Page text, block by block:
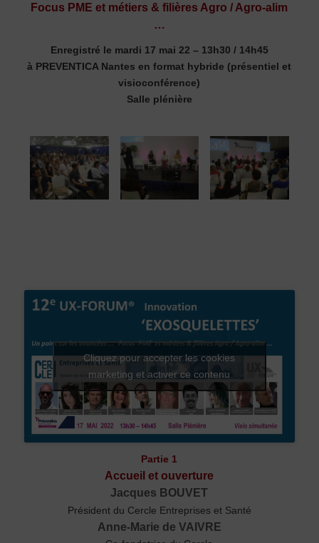
Focus PME et métiers & filières Agro / Agro-alim
…
Enregistré le mardi 17 mai 22 – 13h30 / 14h45
à PREVENTICA Nantes en format hybride (présentiel et
visioconférence)
Salle plénière
Cliquez pour accepter les cookies
marketing et activer ce contenu
Partie 1
Accueil et ouverture
Jacques BOUVET
Président du Cercle Entreprises et Santé
Anne-Marie de VAIVRE